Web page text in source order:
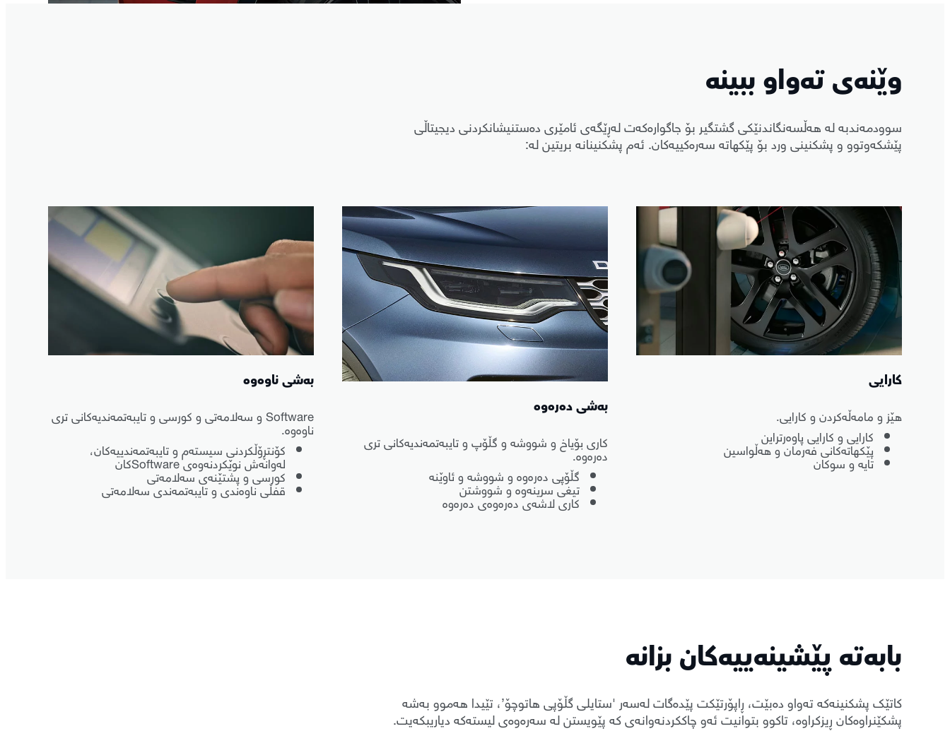
وێنەی تەواو ببینە
سوودمەندبە لە هەڵسەنگاندنێکی گشتگیر بۆ جاگوارەکەت لەڕێگەی ئامێری دەستنیشانکردنی دیجیتاڵی
پێشکەوتوو و پشکنینی ورد بۆ پێکهاتە سەرەکییەکان. ئەم پشکنینانە بریتین لە:
کارایی
هێز و مامەڵەکردن و کارایی.
کارایی و کارایی پاوەرتراین
پێکهاتەکانی فەرمان و هەڵواسین
تایە و سوکان
بەشی دەرەوە
کاری بۆیاخ و شووشە و گڵۆپ و تایبەتمەندیەکانی تری
دەرەوە.
گڵۆپی دەرەوە و شووشە و ئاوێنە
تیغی سرینەوە و شووشتن
کاری لاشەی دەرەوەی دەرەوە
بەشی ناوەوە
Software و سەلامەتی و کورسی و تایبەتمەندیەکانی تری
ناوەوە.
کۆنتڕۆڵکردنی سیستەم و تایبەتمەندییەکان،
لەوانەش نوێکردنەوەی Softwareکان
کورسی و پشتێنەی سەلامەتی
قفڵی ناوەندی و تایبەتمەندی سەلامەتی
بابەتە پێشینەییەکان بزانە
کاتێک پشکنینەکە تەواو دەبێت، ڕاپۆرتێکت پێدەگات لەسەر 'ستایلی گڵۆپی هاتوچۆ’، تێیدا هەموو بەشە
پشکێنراوەکان ڕیزکراوە، تاکوو بتوانیت ئەو چاککردنەوانەی کە پێویستن لە سەرەوەی لیستەکە دیاریبکەیت.